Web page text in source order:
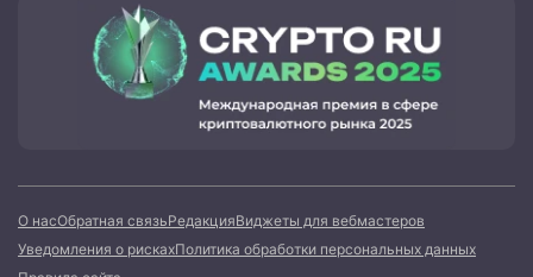
О насОбратная связьРедакцияВиджеты для вебмастеров
Уведомления о рискахПолитика обработки персональных данных